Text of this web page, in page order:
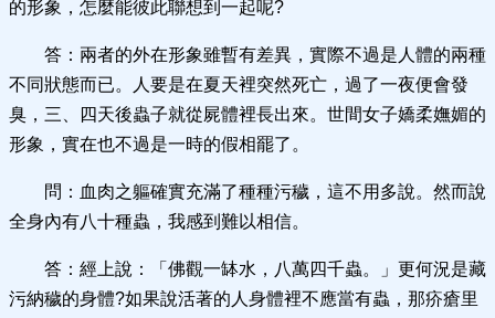
的形象，怎麼能彼此聯想到一起呢?
答：兩者的外在形象雖暫有差異，實際不過是人體的兩種
不同狀態而已。人要是在夏天裡突然死亡，過了一夜便會發
臭，三、四天後蟲子就從屍體裡長出來。世間女子嬌柔嫵媚的
形象，實在也不過是一時的假相罷了。
問：血肉之軀確實充滿了種種污穢，這不用多說。然而說
全身內有八十種蟲，我感到難以相信。
答：經上說：「佛觀一缽水，八萬四千蟲。」更何況是藏
污納穢的身體?如果說活著的人身體裡不應當有蟲，那疥瘡里